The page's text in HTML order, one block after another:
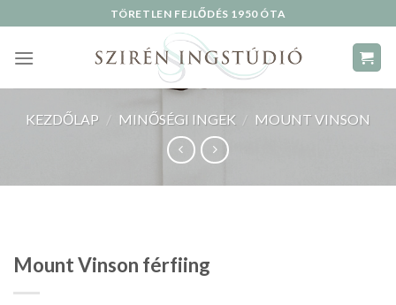
to
content
TÖRETLEN FEJLŐDÉS 1950 ÓTA
KEZDŐLAP / MINŐSÉGI INGEK / MOUNT VINSON
Mount Vinson férfiing